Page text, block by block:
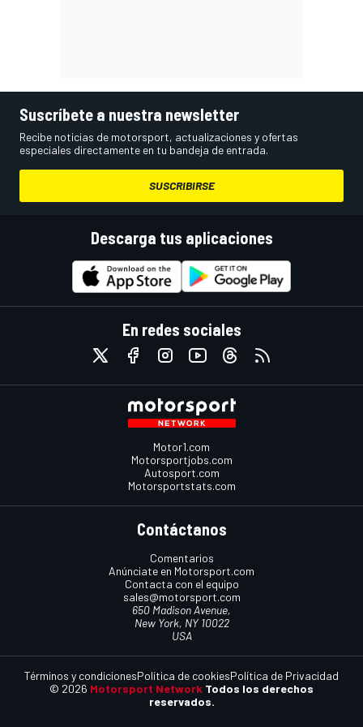
Suscríbete a nuestra newsletter
Recibe noticias de motorsport, actualizaciones y ofertas
especiales directamente en tu bandeja de entrada.
SUSCRIBIRSE
Descarga tus aplicaciones
En redes sociales
Motor1.com
Motorsportjobs.com
Autosport.com
Motorsportstats.com
Contáctanos
Comentarios
Anúnciate en Motorsport.com
Contacta con el equipo
sales@motorsport.com
650 Madison Avenue,
New York, NY 10022
USA
© 2026 Motorsport Network Todos los derechos
reservados.
Términos y condicionesPolítica de cookiesPolítica de Privacidad